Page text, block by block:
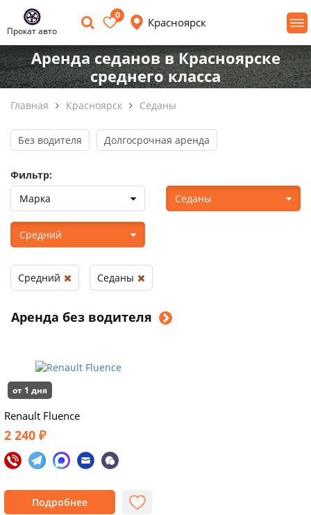
Прокат авто
0
Красноярск
Аренда седанов в Красноярске
среднего класса
Главная Красноярск Седаны
Аренда без водителя
от 1 дня
Renault Fluence
2 240 ₽
Подробнее
Без водителя Долгосрочная аренда
Фильтр:
Марка
Седаны
Средний
Средний Седаны